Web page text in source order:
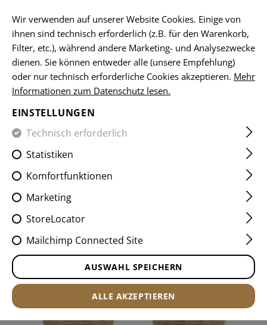
ELLENBOGENSCHONER
FILTER
Wir verwenden auf unserer Website Cookies. Einige von
ihnen sind technisch erforderlich (z.B. für den Warenkorb,
Filter, etc.), während andere Marketing- und Analysezwecke
dienen. Sie können entweder alle (unsere Empfehlung)
oder nur technisch erforderliche Cookies akzeptieren. Mehr
Informationen zum Datenschutz lesen.
EINSTELLUNGEN
Technisch erforderlich
Statistiken
Komfortfunktionen
Marketing
StoreLocator
Mailchimp Connected Site
AUSWAHL SPEICHERN
ALLE AKZEPTIEREN